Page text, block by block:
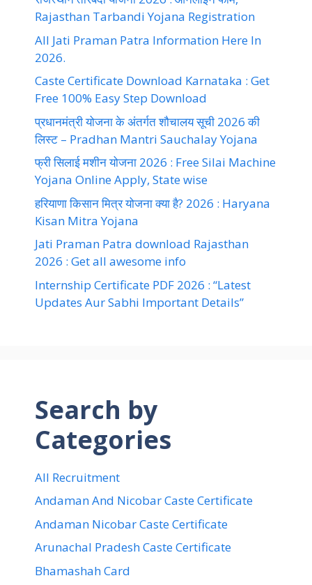
Rajasthan Tarbandi Yojana Registration
All Jati Praman Patra Information Here In
2026.
Caste Certificate Download Karnataka : Get
Free 100% Easy Step Download
प्रधानमंत्री योजना के अंतर्गत शौचालय सूची 2026 की
लिस्ट – Pradhan Mantri Sauchalay Yojana
फ्री सिलाई मशीन योजना 2026 : Free Silai Machine
Yojana Online Apply, State wise
हरियाणा किसान मित्र योजना क्या है? 2026 : Haryana
Kisan Mitra Yojana
Jati Praman Patra download Rajasthan
2026 : Get all awesome info
Internship Certificate PDF 2026 : “Latest
Updates Aur Sabhi Important Details”
Search by
Categories
All Recruitment
Andaman And Nicobar Caste Certificate
Andaman Nicobar Caste Certificate
Arunachal Pradesh Caste Certificate
Bhamashah Card